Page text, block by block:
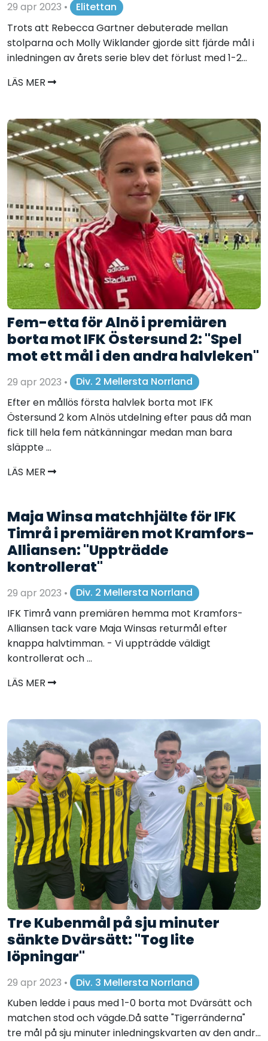
29 apr 2023 •
Elitettan
Trots att Rebecca Gartner debuterade mellan
stolparna och Molly Wiklander gjorde sitt fjärde mål i
inledningen av årets serie blev det förlust med 1-2...
LÄS MER
Fem-etta för Alnö i premiären
borta mot IFK Östersund 2: "Spel
mot ett mål i den andra halvleken"
29 apr 2023 •
Div. 2 Mellersta Norrland
Efter en mållös första halvlek borta mot IFK
Östersund 2 kom Alnös utdelning efter paus då man
fick till hela fem nätkänningar medan man bara
släppte ...
LÄS MER
Maja Winsa matchhjälte för IFK
Timrå i premiären mot Kramfors-
Alliansen: "Uppträdde
kontrollerat"
29 apr 2023 •
Div. 2 Mellersta Norrland
IFK Timrå vann premiären hemma mot Kramfors-
Alliansen tack vare Maja Winsas returmål efter
knappa halvtimman. - Vi uppträdde väldigt
kontrollerat och ...
LÄS MER
Tre Kubenmål på sju minuter
sänkte Dvärsätt: "Tog lite
löpningar"
29 apr 2023 •
Div. 3 Mellersta Norrland
Kuben ledde i paus med 1-0 borta mot Dvärsätt och
matchen stod och vägde.Då satte "Tigerränderna"
tre mål på sju minuter inledningskvarten av den andr...